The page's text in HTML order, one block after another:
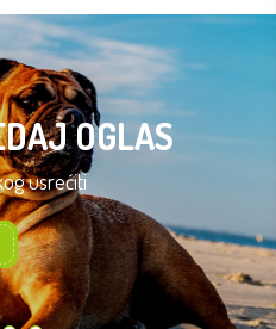
OGLAS
usrećiti
POSLUŠNOSTI